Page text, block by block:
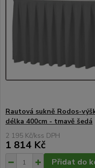
Rautová sukně Rodos-
délka 400cm - tmavě šedá
2 195 Kč/ks
1 814 Kč
Přidat do